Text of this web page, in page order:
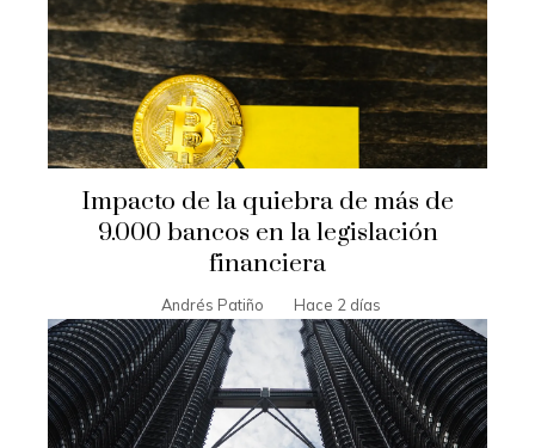
Impacto de la quiebra de más de
9.000 bancos en la legislación
financiera
Andrés Patiño Hace 2 días